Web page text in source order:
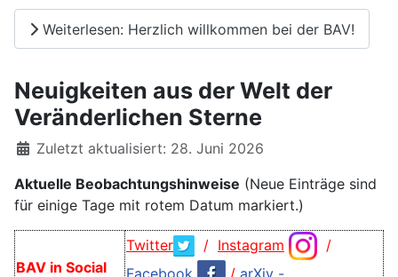
Weiterlesen: Herzlich willkommen bei der BAV!
Neuigkeiten aus der Welt der
Veränderlichen Sterne
DetailsZuletzt aktualisiert: 28. Juni 2026
Aktuelle Beobachtungshinweise (Neue Einträge sind
für einige Tage mit rotem Datum markiert.)
BAV in Social
Twitter / Instagram
/
Facebook
/ arXiv -